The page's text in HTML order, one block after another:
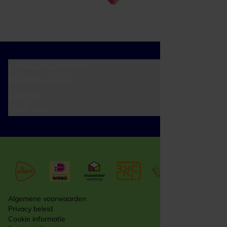
Algemene voorwaarden
Privacy beleid
Cookie informatie